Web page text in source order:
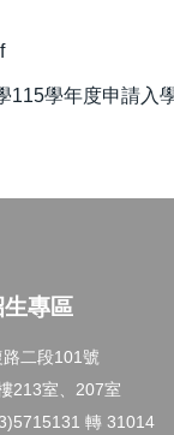
115學年度申請
專區
二段101號
213室、207室
轉 31014